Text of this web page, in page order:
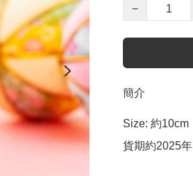
−
簡介
Size: 約10cm
貨期約2025